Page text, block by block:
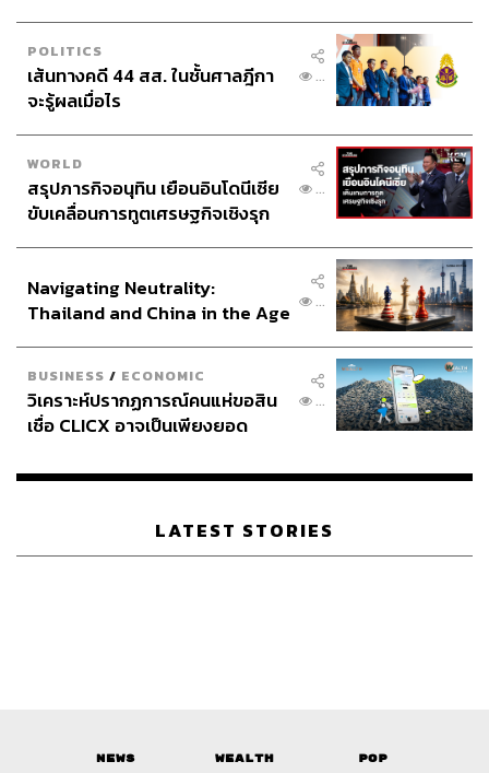
POLITICS
เส้นทางคดี 44 สส. ในชั้นศาลฎีกา
จะรู้ผลเมื่อไร
...
WORLD
สรุปภารกิจอนุทิน เยือนอินโดนีเซีย
ขับเคลื่อนการทูตเศรษฐกิจเชิงรุก
...
Navigating Neutrality:
Thailand and China in the Age
...
BUSINESS / ECONOMIC
วิเคราะห์ปรากฏการณ์คนแห่ขอสิน
เชื่อ CLICX อาจเป็นเพียงยอด
เรือนไทยที่ถูกซุกไว้
...
LATEST STORIES
News Wealth Pop